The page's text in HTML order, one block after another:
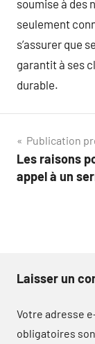
soumise à des
seulement
s’assurer que
garantit à ses
durable.
de
Publication
Les raisons
appel à un
Laisser un
Votre adresse
obligatoires